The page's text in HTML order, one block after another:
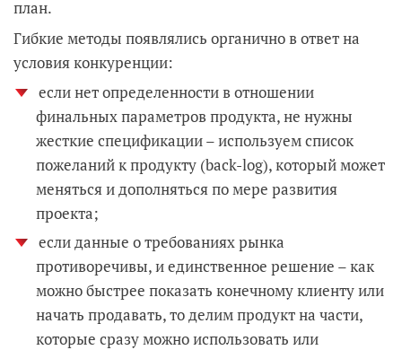
план.
Гибкие методы появлялись органично в ответ на
условия конкуренции:
если нет определенности в отношении
финальных параметров продукта, не нужны
жесткие спецификации – используем список
пожеланий к продукту (back-log), который может
меняться и дополняться по мере развития
проекта;
если данные о требованиях рынка
противоречивы, и единственное решение – как
можно быстрее показать конечному клиенту или
начать продавать, то делим продукт на части,
которые сразу можно использовать или